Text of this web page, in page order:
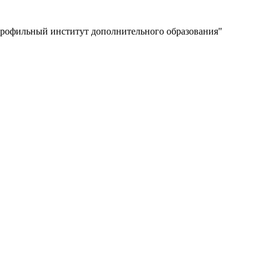
институт дополнительного образования"